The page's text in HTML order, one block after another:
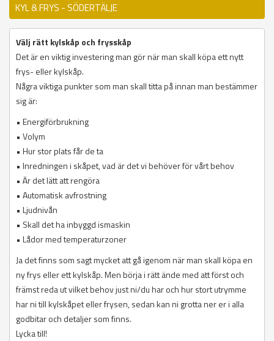
KYL & FRYS - SÖDERTÄLJE
Välj rätt kylskåp och frysskåp
Det är en viktig investering man gör när man skall köpa ett nytt
frys- eller kylskåp.
Några viktiga punkter som man skall titta på innan man bestämmer
sig är:
• Energiförbrukning
• Volym
• Hur stor plats får de ta
• Inredningen i skåpet, vad är det vi behöver för vårt behov
• Är det lätt att rengöra
• Automatisk avfrostning
• Ljudnivån
• Skall det ha inbyggd ismaskin
• Lådor med temperaturzoner
Ja det finns som sagt mycket att gå igenom när man skall köpa en
ny frys eller ett kylskåp. Men börja i rätt ände med att först och
främst reda ut vilket behov just ni/du har och hur stort utrymme
har ni till kylskåpet eller frysen, sedan kan ni grotta ner er i alla
godbitar och detaljer som finns.
Lycka till!